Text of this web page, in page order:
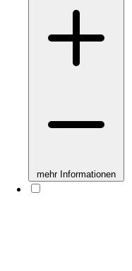
mehr Informationen